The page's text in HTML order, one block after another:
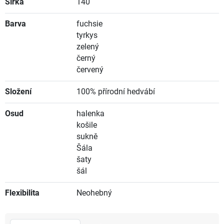
Šířka 140
Barva
fuchsie
tyrkys
zelený
černý
červený
Složení 100% přírodní hedvábí
Osud
halenka
košile
sukně
Šála
šaty
šál
Flexibilita Neohebný